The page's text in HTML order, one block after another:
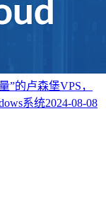
”的卢森堡VPS，
系统2024-08-08